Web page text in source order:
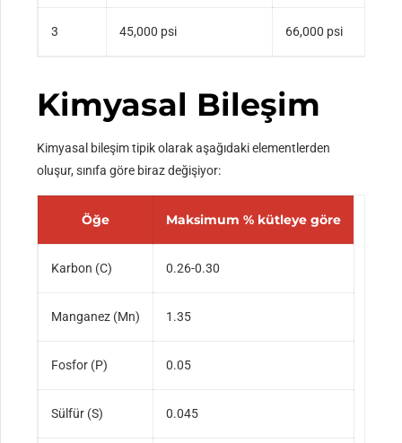
3 45,000 psi 66,000 psi
Kimyasal Bileşim
Kimyasal bileşim tipik olarak aşağıdaki elementlerden
oluşur, sınıfa göre biraz değişiyor:
Öğe Maksimum % kütleye göre
Karbon (C) 0.26-0.30
Manganez (Mn) 1.35
Fosfor (P) 0.05
Sülfür (S) 0.045